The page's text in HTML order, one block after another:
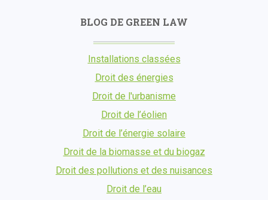
BLOG DE GREEN LAW
Installations classées
Droit des énergies
Droit de l'urbanisme
Droit de l’éolien
Droit de l’énergie solaire
Droit de la biomasse et du biogaz
Droit des pollutions et des nuisances
Droit de l’eau